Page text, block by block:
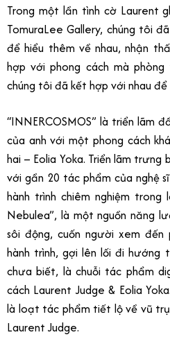
Trong một lần tình cờ Laurent
TomuraLee Gallery, chúng tôi
để hiểu thêm về nhau, nhận
hợp với phong cách mà
chúng tôi đã kết hợp với nhau
“INNERCOSMOS” là triển lãm
của anh với một phong cách
hai – Eolia Yoka. Triển lãm
với gần 20 tác phẩm của nghệ
hành trình chiêm nghiệm
Nebulea”, là một nguồn năng
sôi động, cuốn người xem
hành trình, gợi lên lối đi hướng
chưa biết, là chuỗi tác phẩm
cách Laurent Judge & Eolia
là loạt tác phẩm tiết lộ về vũ
Laurent Judge.